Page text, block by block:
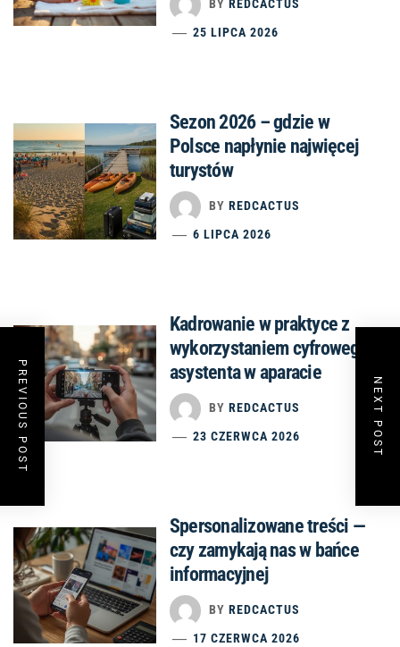
BY REDCACTUS
25 LIPCA 2026
Sezon 2026 – gdzie w
Polsce napłynie najwięcej
turystów
BY REDCACTUS
6 LIPCA 2026
Kadrowanie w praktyce z
wykorzystaniem cyfrowego
asystenta w aparacie
BY REDCACTUS
23 CZERWCA 2026
Spersonalizowane treści —
czy zamykają nas w bańce
informacyjnej
BY REDCACTUS
17 CZERWCA 2026
PREVIOUS POST NEXT POST